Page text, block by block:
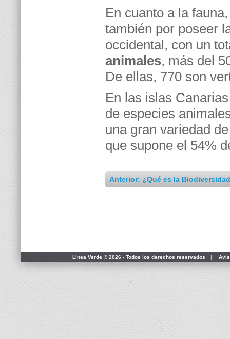
En cuanto a la
también por poseer
occidental, con un
animales, más del
De ellas, 770 son
En las islas
de especies
una gran variedad
que supone el 54%
Anterior: ¿Qué es la
Línea Verde ® 2026 - Todos los derechos reservados |